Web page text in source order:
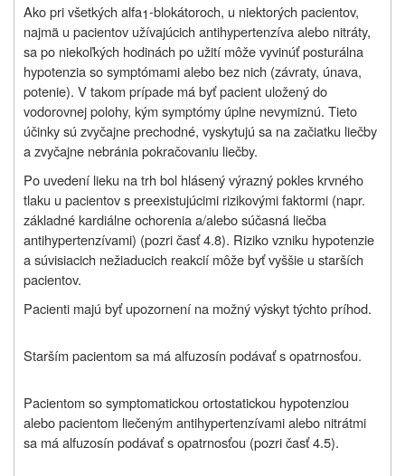
Ako pri všetkých alfa1-blokátoroch, u niektorých pacientov,
najmä u pacientov užívajúcich antihypertenzíva alebo nitráty,
sa po niekoľkých hodinách po užití môže vyvinúť posturálna
hypotenzia so symptómami alebo bez nich (závraty, únava,
potenie). V takom prípade má byť pacient uložený do
vodorovnej polohy, kým symptómy úplne nevymiznú. Tieto
účinky sú zvyčajne prechodné, vyskytujú sa na začiatku liečby
a zvyčajne nebránia pokračovaniu liečby.
Po uvedení lieku na trh bol hlásený výrazný pokles krvného
tlaku u pacientov s preexistujúcimi rizikovými faktormi (napr.
základné kardiálne ochorenia a/alebo súčasná liečba
antihypertenzívami) (pozri časť 4.8). Riziko vzniku hypotenzie
a súvisiacich nežiaducich reakcií môže byť vyššie u starších
pacientov.
Pacienti majú byť upozornení na možný výskyt týchto príhod.
Starším pacientom sa má alfuzosín podávať s opatrnosťou.
Pacientom so symptomatickou ortostatickou hypotenziou
alebo pacientom liečeným antihypertenzívami alebo nitrátmi
sa má alfuzosín podávať s opatrnosťou (pozri časť 4.5).